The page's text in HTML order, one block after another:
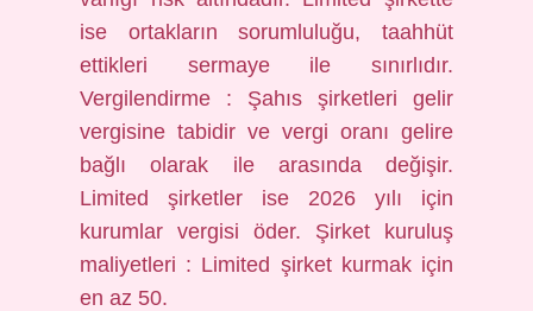
ise ortakların sorumluluğu, taahhüt
ettikleri sermaye ile sınırlıdır.
Vergilendirme : Şahıs şirketleri gelir
vergisine tabidir ve vergi oranı gelire
bağlı olarak ile arasında değişir.
Limited şirketler ise 2026 yılı için
kurumlar vergisi öder. Şirket kuruluş
maliyetleri : Limited şirket kurmak için
en az 50.